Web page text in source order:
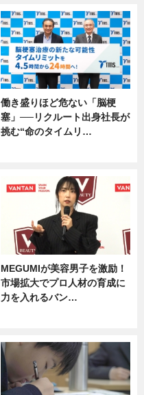
働き盛りほど危ない「脳梗
塞」──リクルート出身社長が
挑む“命のタイムリ…
MEGUMIが美容男子を激励！
市場拡大でプロ人材の育成に
力を入れるバン…